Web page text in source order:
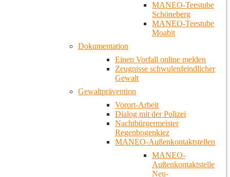
MANEO-Teestube
Schöneberg
MANEO-Teestube
Moabit
Dokumentation
Einen Vorfall online melden
Zeugnisse schwulenfeindlicher
Gewalt
Gewaltprävention
Vorort-Arbeit
Dialog mit der Polizei
Nachtbürgermeister
Regenbogenkiez
MANEO-Außenkontaktstellen
MANEO-
Außenkontaktstelle
Neu-